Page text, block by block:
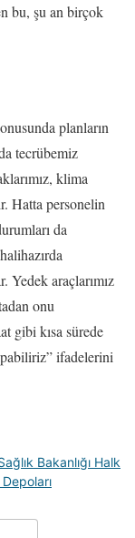
bu, şu an birçok
planların
tecrübemiz
klima
Hatta personelin
da
Yedek araçlarımız
onu
gibi kısa sürede
ifadelerini
Bakanlığı Halk